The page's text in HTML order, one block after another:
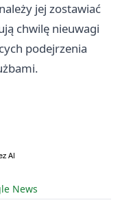
jej zostawiać
chwilę nieuwagi
podejrzenia
News